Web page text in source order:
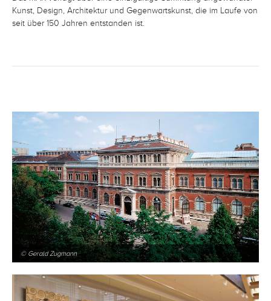
Kunst, Design, Architektur und Gegenwartskunst, die im Laufe von
seit über 150 Jahren entstanden ist.
© Gerald Zugmann